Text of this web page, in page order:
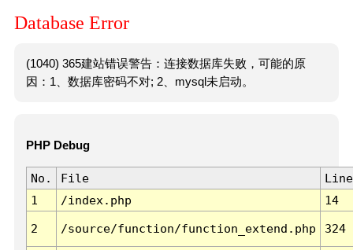
Database Error
(1040) 365建站错误警告：连接数据库失败，可能的原
因：1、数据库密码不对; 2、mysql未启动。
PHP Debug
No. File
Line
1
/index.php 14
2 /source/function/function_extend.php 324